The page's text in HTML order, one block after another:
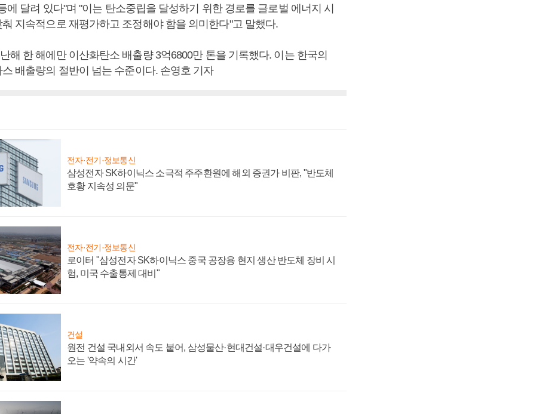
에 달려 있다"며 "이는 탄소중립을 달성하기 위한 경로를 글로벌 에너지 시
지속적으로 재평가하고 조정해야 함을 의미한다"고 말했다.
해 한 해에만 이산화탄소 배출량 3억6800만 톤을 기록했다. 이는 한국의
배출량의 절반이 넘는 수준이다. 손영호 기자
전자·전기·정보통신
삼성전자 SK하이닉스 소극적 주주환원에 해외 증권가 비판, "반도체
호황 지속성 의문"
전자·전기·정보통신
로이터 "삼성전자 SK하이닉스 중국 공장용 현지 생산 반도체 장비 시
험, 미국 수출통제 대비"
건설
원전 건설 국내외서 속도 붙어, 삼성물산·현대건설·대우건설에 다가
오는 '약속의 시간'